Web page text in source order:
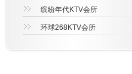
缤纷年代KTV会所
环球268KTV会所